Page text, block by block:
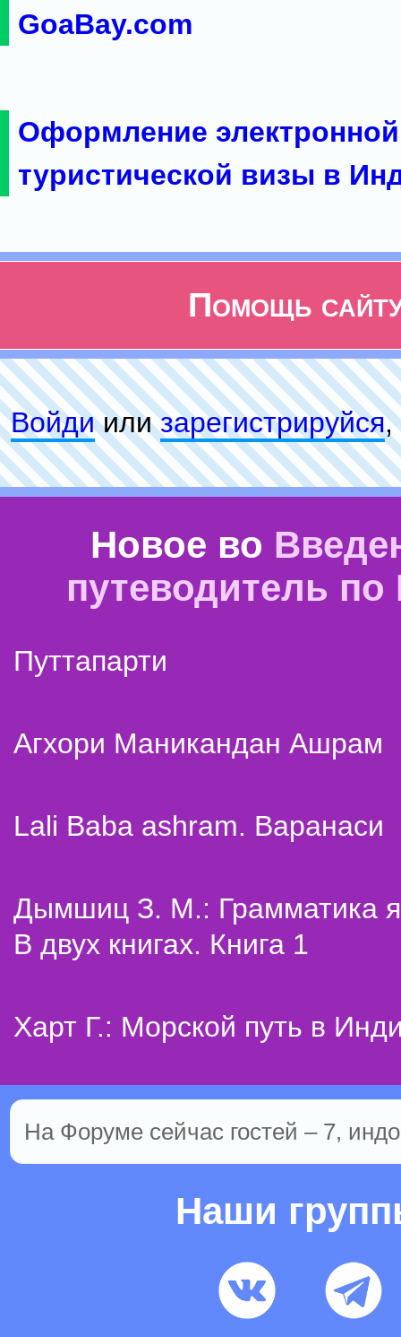
GoaBay.com
Оформление электронной
туристической визы в
Помощь
Войдиилизарeгиcтpируйся,
Новое во
путеводитель
Путтапарти
Агхори Маникандан Ашрам
Lali Baba ashram. Варанаси
Дымшиц З. М.: Грамматика
В двух книгах. Книга 1
Харт Г.: Морской путь в
На Форуме сейчас гостей – 7,
Наши